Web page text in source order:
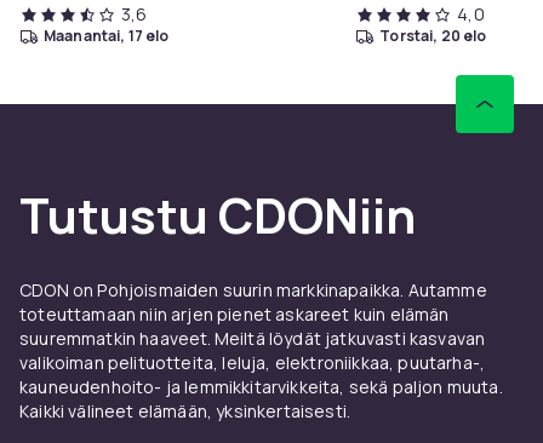
3,6
maanantai, 17 elo
4,0
torstai, 20 elo
Tutustu CDONiin
CDON on Pohjoismaiden suurin markkinapaikka. Autamme
toteuttamaan niin arjen pienet askareet kuin elämän
suuremmatkin haaveet. Meiltä löydät jatkuvasti kasvavan
valikoiman pelituotteita, leluja, elektroniikkaa, puutarha-,
kauneudenhoito- ja lemmikkitarvikkeita, sekä paljon muuta.
Kaikki välineet elämään, yksinkertaisesti.